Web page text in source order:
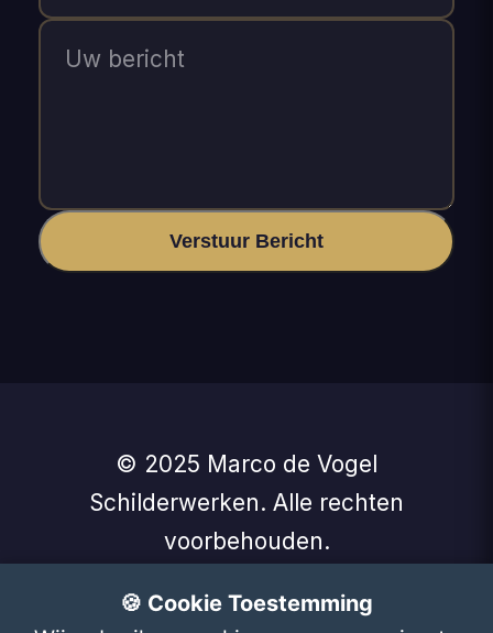
Verstuur Bericht
© 2025 Marco de Vogel
Schilderwerken. Alle rechten
voorbehouden.
maken vanaf €125- SBuilder.nl
🍪 Cookie Toestemming